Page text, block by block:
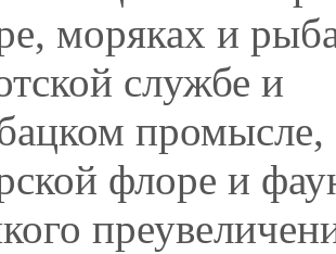
моряках и
службе и
промысле,
флоре и